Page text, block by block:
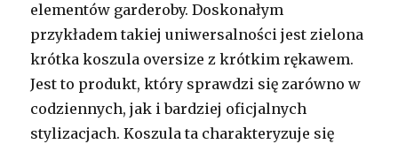
elementów garderoby. Doskonałym
przykładem takiej uniwersalności jest zielona
krótka koszula oversize z krótkim rękawem.
Jest to produkt, który sprawdzi się zarówno w
codziennych, jak i bardziej oficjalnych
stylizacjach. Koszula ta charakteryzuje się